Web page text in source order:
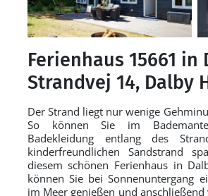
Ferienhaus 15661 in
Strandvej 14, Dalby
Der Strand liegt nur wenige
So können Sie im
Badekleidung entlang des
kinderfreundlichen Sandstrand
diesem schönen Ferienhaus in
können Sie bei Sonnenuntergang
im Meer genießen und